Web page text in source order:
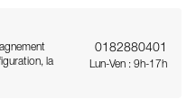
la
0182880401
Lun-Ven : 9h-17h